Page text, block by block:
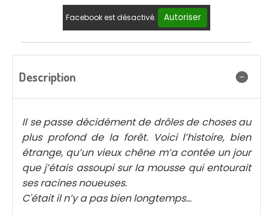
Facebook est désactivé. Autoriser
Description
Il se passe décidément de drôles de choses au
plus profond de la forêt. Voici l’histoire, bien
étrange, qu’un vieux chêne m’a contée un jour
que j’étais assoupi sur la mousse qui entourait
ses racines noueuses.
C'était il n’y a pas bien longtemps…